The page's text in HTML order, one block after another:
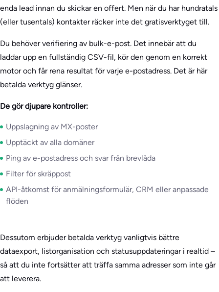
enda lead innan du skickar en offert. Men när du har hundratals
(eller tusentals) kontakter räcker inte det gratisverktyget till.
Du behöver verifiering av bulk-e-post. Det innebär att du
laddar upp en fullständig CSV-fil, kör den genom en korrekt
motor och får rena resultat för varje e-postadress. Det är här
betalda verktyg glänser.
De gör djupare kontroller:
Uppslagning av MX-poster
Upptäckt av alla domäner
Ping av e-postadress och svar från brevlåda
Filter för skräppost
API-åtkomst för anmälningsformulär, CRM eller anpassade
flöden
Dessutom erbjuder betalda verktyg vanligtvis bättre
dataexport, listorganisation och statusuppdateringar i realtid –
så att du inte fortsätter att träffa samma adresser som inte går
att leverera.